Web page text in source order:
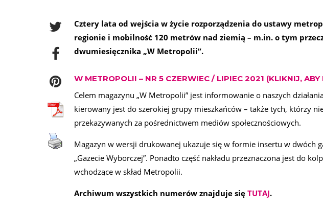
Cztery lata od wejścia w życie rozporządzenia do ustawy
regionie i mobilność 120 metrów nad ziemią – m.in. o tym
dwumiesięcznika „W Metropolii”.
W METROPOLII – NR 5 CZERWIEC / LIPIEC 2021 (KLIKNIJ, ABY
Celem magazynu „W Metropolii” jest informowanie o naszych
kierowany jest do szerokiej grupy mieszkańców – także tych, którzy
przekazywanych za pośrednictwem mediów społecznościowych.
Magazyn w wersji drukowanej ukazuje się w formie insertu w dwóch
„Gazecie Wyborczej”. Ponadto część nakładu przeznaczona jest do
wchodzące w skład Metropolii.
Archiwum wszystkich numerów znajduje się TUTAJ.